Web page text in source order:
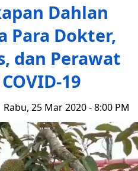
Dahlan
Para Dokter,
dan Perawat
19
Rabu, 25 Mar 2020 - 8:00 PM